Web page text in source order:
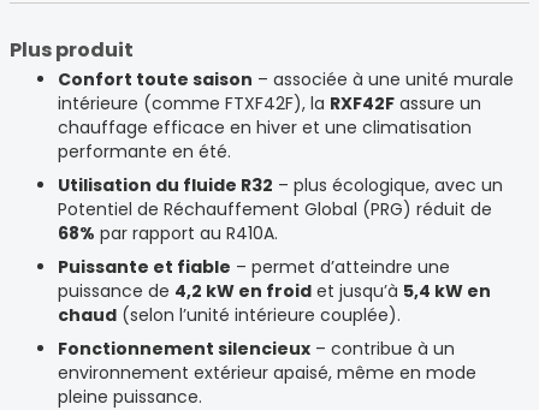
Plus produit
Confort toute saison – associée à une unité murale
intérieure (comme FTXF42F), la RXF42F assure un
chauffage efficace en hiver et une climatisation
performante en été.
Utilisation du fluide R32 – plus écologique, avec un
Potentiel de Réchauffement Global (PRG) réduit de
68% par rapport au R410A.
Puissante et fiable – permet d’atteindre une
puissance de 4,2 kW en froid et jusqu’à 5,4 kW en
chaud (selon l’unité intérieure couplée).
Fonctionnement silencieux – contribue à un
environnement extérieur apaisé, même en mode
pleine puissance.